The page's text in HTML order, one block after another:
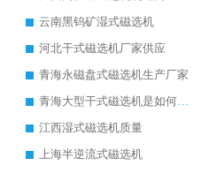
云南黑钨矿湿式磁选机
河北干式磁选机厂家供应
青海永磁盘式磁选机生产厂家
青海大型干式磁选机是如何选矿的
江西湿式磁选机质量
上海半逆流式磁选机